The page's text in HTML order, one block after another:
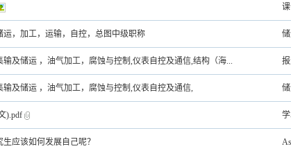
，加工，运输，自控，总图中级职称
及储运 ，油气加工，腐蚀与控制,仪表自控及通信,结构（海...
及储运 ，油气加工，腐蚀与控制,仪表自控及通信,
).pdf
应该如何发展自己呢？